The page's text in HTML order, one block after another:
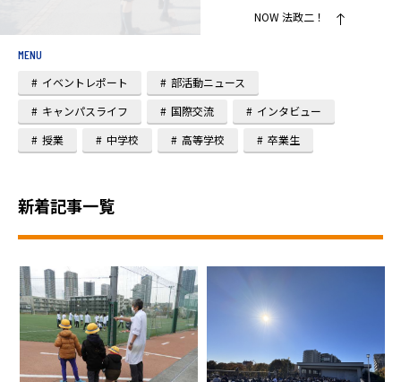
NOW 法政二！
MENU
イベントレポート
部活動ニュース
キャンパスライフ
国際交流
インタビュー
授業
中学校 高等学校 卒業生
新着記事一覧